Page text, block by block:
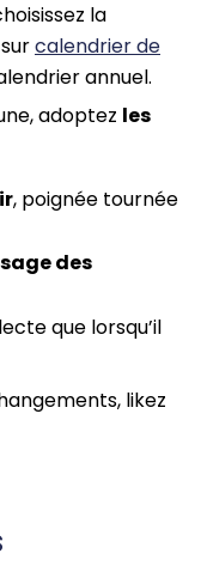
la
calendrier de
annuel.
adoptez les
, poignée tournée
des
que lorsqu’il
likez